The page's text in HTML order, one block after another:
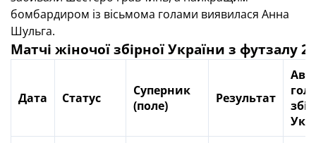
бомбардиром із вісьмома голами виявилася Анна
Шульга.
Матчі жіночої збірної України з футзалу
Дата Статус
Суперник
(поле)
Результат